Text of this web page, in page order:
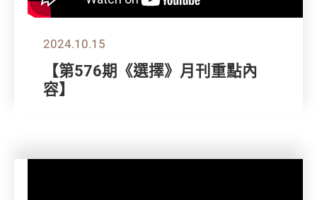
2024.10.15
【第576期《選擇》月刊重點內
容】